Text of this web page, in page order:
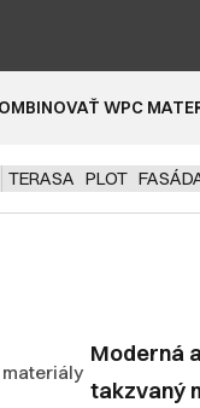
WPC
TERASA PLOT
materiály
Moderná
takzvaný